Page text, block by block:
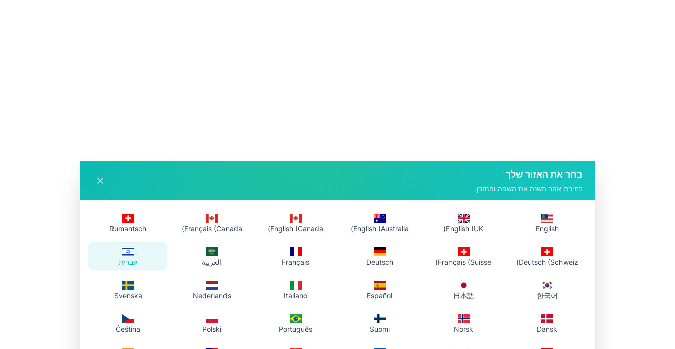
בחר את האזור שלך
בחירת אזור תשנה את השפה והתוכן.
English
English (UK)
English (Australia)
English (Canada)
Français (Canada)
Rumantsch
Deutsch (Schweiz)
Français (Suisse)
Deutsch
Français العربية עברית
한국어
日本語
Español
Italiano
Nederlands
Svenska
Dansk
Norsk
Suomi
Português
Polski
Čeština